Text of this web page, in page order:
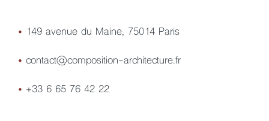
• 149 avenue du Maine, 75014 Paris
• contact@composition-architecture.fr
• +33 6 65 76 42 22